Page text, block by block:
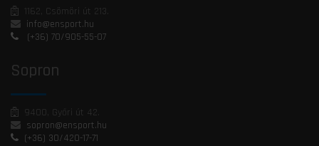
1162, Csömöri út 213.
info@ensport.hu
(+36) 70/905-55-07
Sopron
9400, Győri út 42.
sopron@ensport.hu
(+36) 30/420-17-71